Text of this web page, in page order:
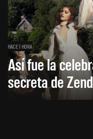
HACE 1 HORA
Así fue la
secreta de